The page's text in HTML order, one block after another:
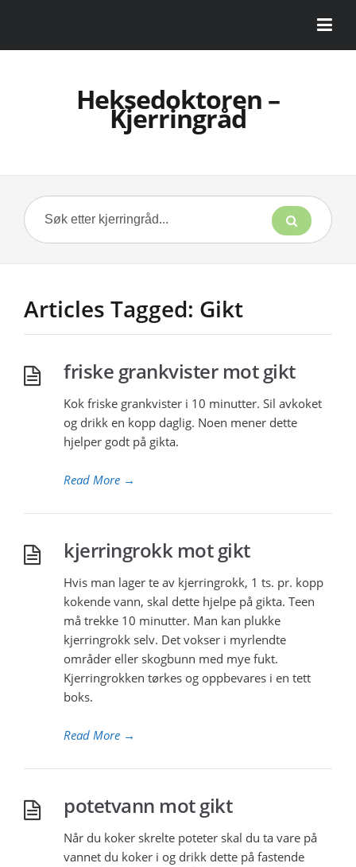
Heksedoktoren –
Kjerringråd
Articles Tagged: Gikt
friske grankvister mot gikt
Kok friske grankvister i 10 minutter. Sil avkoket
og drikk en kopp daglig. Noen mener dette
hjelper godt på gikta.
Read More →
kjerringrokk mot gikt
Hvis man lager te av kjerringrokk, 1 ts. pr. kopp
kokende vann, skal dette hjelpe på gikta. Teen
må trekke 10 minutter. Man kan plukke
kjerringrokk selv. Det vokser i myrlendte
områder eller skogbunn med mye fukt.
Kjerringrokken tørkes og oppbevares i en tett
boks.
Read More →
potetvann mot gikt
Når du koker skrelte poteter skal du ta vare på
vannet du koker i og drikk dette på fastende